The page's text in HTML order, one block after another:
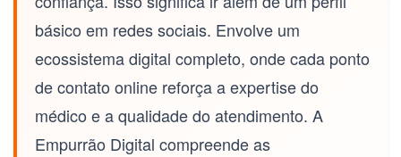
básico em redes sociais. Envolve um
ecossistema digital completo, onde cada ponto
de contato online reforça a expertise do
médico e a qualidade do atendimento. A
Empurrão Digital compreende as